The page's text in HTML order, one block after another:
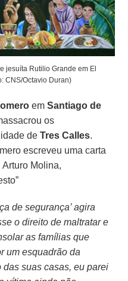
jesuíta Rutilio Grande em El
CNS/Octavio Duran)
emSantiago de
os
deTres Calles.
escreveu uma carta
Molina,
de segurança’ agira
o direito de maltratar e
as famílias que
um esquadrão da
suas casas, eu parei